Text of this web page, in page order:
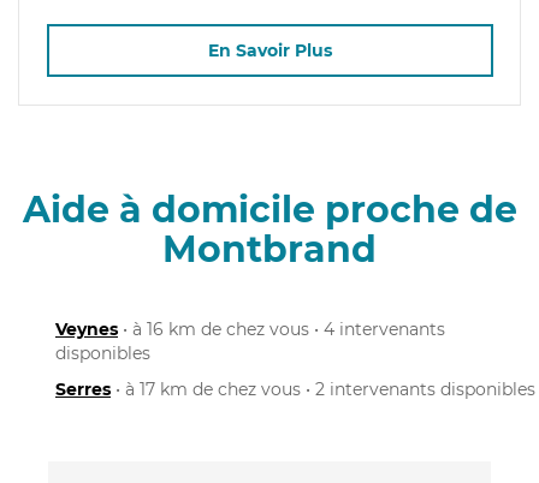
En Savoir Plus
Aide à domicile proche de
Montbrand
Veynes • à 16 km de chez vous • 4 intervenants
disponibles
Serres • à 17 km de chez vous • 2 intervenants disponibles